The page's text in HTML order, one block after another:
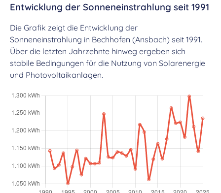
Entwicklung der Sonneneinstrahlung seit 1991
Die Grafik zeigt die Entwicklung der
Sonneneinstrahlung in Bechhofen (Ansbach) seit 1991.
Über die letzten Jahrzehnte hinweg ergeben sich
stabile Bedingungen für die Nutzung von Solarenergie
und Photovoltaikanlagen.